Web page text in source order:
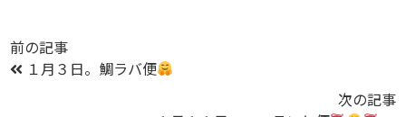
前の記事
１月３日。鯛ラバ便
次の記事